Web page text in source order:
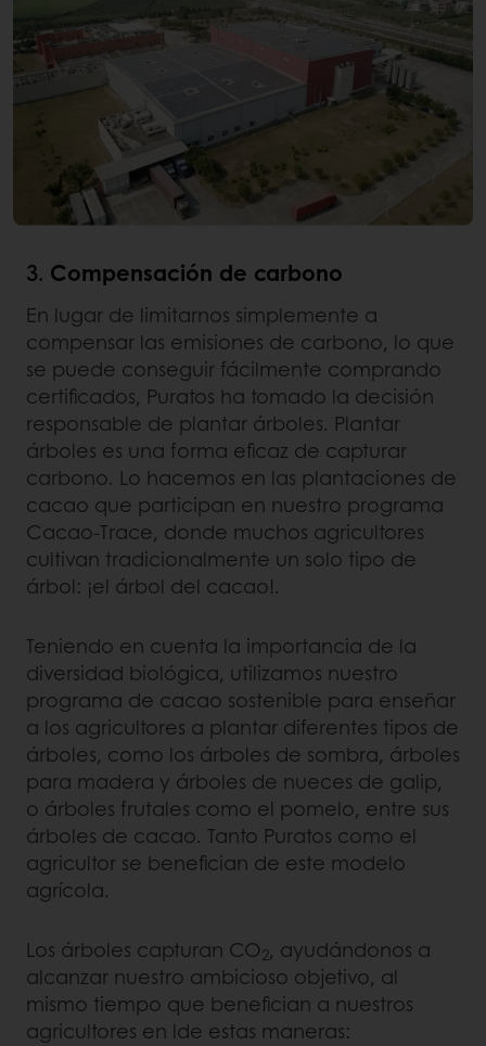
3. Compensación de carbono
En lugar de limitarnos simplemente a
compensar las emisiones de carbono, lo que
se puede conseguir fácilmente comprando
certificados, Puratos ha tomado la decisión
responsable de plantar árboles. Plantar
árboles es una forma eficaz de capturar
carbono. Lo hacemos en las plantaciones de
cacao que participan en nuestro programa
Cacao-Trace, donde muchos agricultores
cultivan tradicionalmente un solo tipo de
árbol: ¡el árbol del cacao!.
Teniendo en cuenta la importancia de la
diversidad biológica, utilizamos nuestro
programa de cacao sostenible para enseñar
a los agricultores a plantar diferentes tipos de
árboles, como los árboles de sombra, árboles
para madera y árboles de nueces de galip,
o árboles frutales como el pomelo, entre sus
árboles de cacao. Tanto Puratos como el
agricultor se benefician de este modelo
agrícola.
Los árboles capturan CO2, ayudándonos a
alcanzar nuestro ambicioso objetivo, al
mismo tiempo que benefician a nuestros
agricultores en lde estas maneras: